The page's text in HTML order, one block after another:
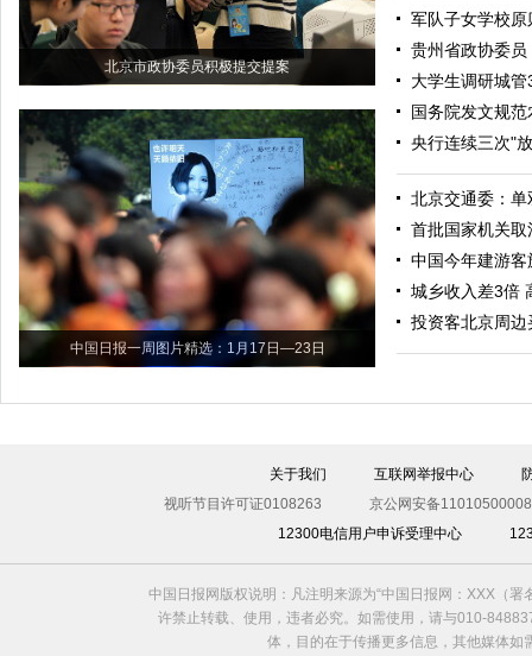
北京市政协委员积极提交提案
中国日报一周图片精选：1月17日—23日
军队子女学校
贵州省政协委
大学生调研城
国务院发文规
央行连续三次"
北京交通委：
首批国家机关
中国今年建游
城乡收入差3倍
投资客北京周
关于我们 互联网举报中心
视听节目许可证0108263
京公网安备
12300电信用户申诉受理中心
中国日报网版权说明：凡注明来源为“中国日报网：XXX（
许禁止转载、使用，违者必究。如需使用，请与010-
体，目的在于传播更多信息，其他媒体